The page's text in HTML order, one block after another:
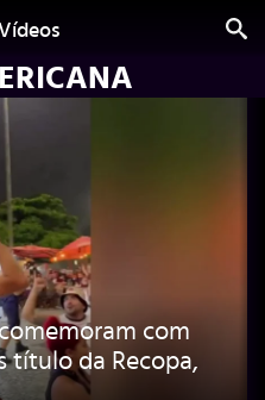
com
título da Recopa,